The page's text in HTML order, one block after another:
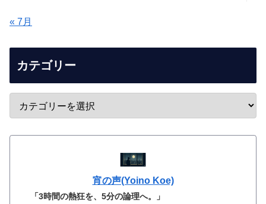
« 7月
カテゴリー
宵の声(Yoino Koe)
「3時間の熱狂を、5分の論理へ。」